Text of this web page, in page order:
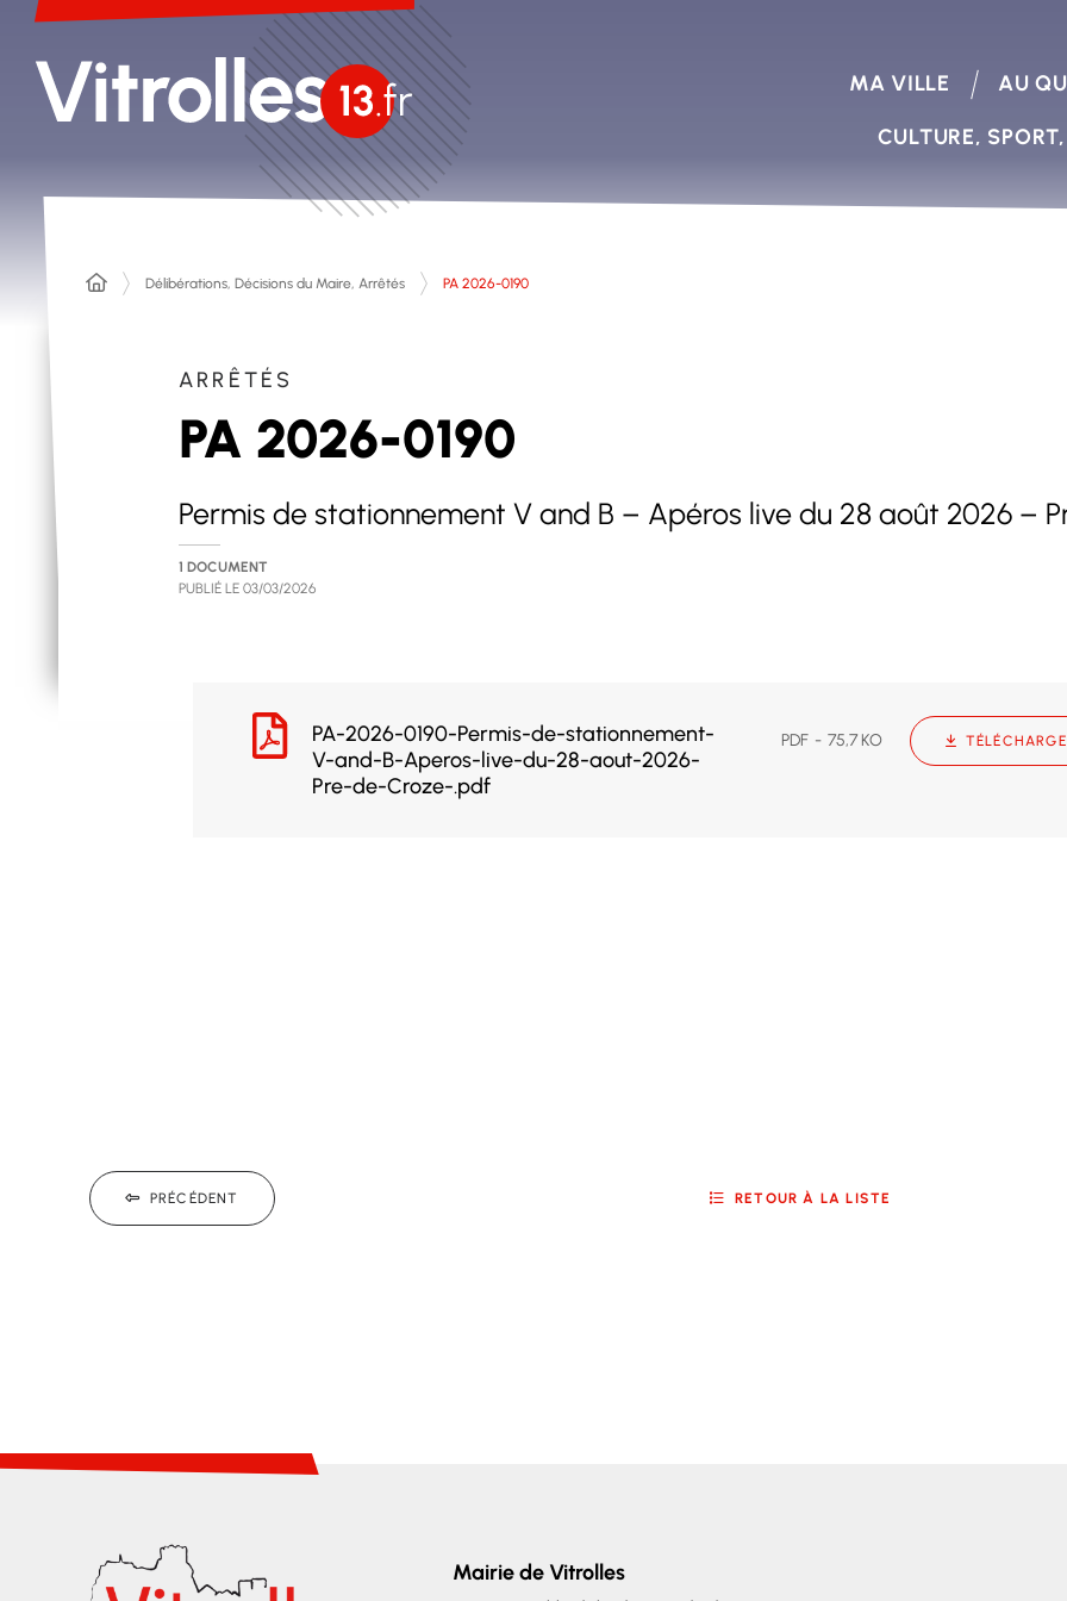
MA VILLE AU
CULTURE,
Délibérations, Décisions du Maire, Arrêtés PA 2026-0190
ARRÊTÉS
PA 2026-0190
Permis de stationnement V and B – Apéros live du 28 août 2026 –
1 DOCUMENT
PUBLIÉ LE 03/03/2026
PA-2026-0190-Permis-de-stationnement-
V-and-B-Aperos-live-du-28-aout-2026-
Pre-de-Croze-.pdf
PDF 75,7 KO
PRÉCÉDENT RETOUR À LA LISTE
Mairie de Vitrolles